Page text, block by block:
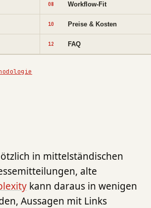
08 Workflow-Fit
10 Preise & Kosten
12 FAQ
in mittelständischen
alte
kann daraus in wenigen
Aussagen mit Links